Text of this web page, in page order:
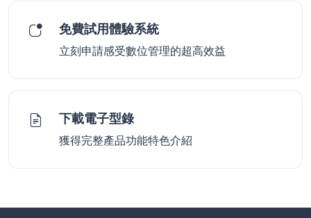
免費試用體驗系統
立刻申請感受數位管理的超高效益
下載電子型錄
獲得完整產品功能特色介紹